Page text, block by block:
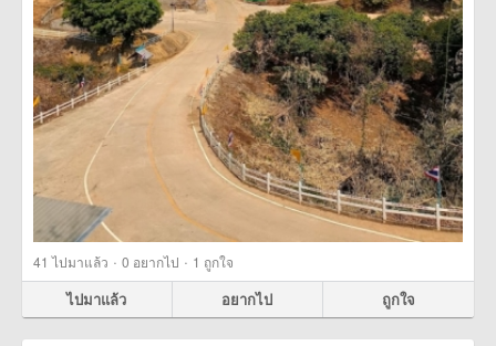
41 ไปมาแล้ว · 0 อยากไป · 1 ถูกใจ
ไปมาแล้ว อยากไป ถูกใจ